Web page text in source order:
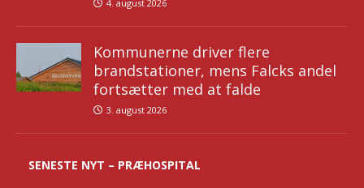
4. august 2026
Kommunerne driver flere
brandstationer, mens Falcks andel
fortsætter med at falde
3. august 2026
SENESTE NYT – PRÆHOSPITAL